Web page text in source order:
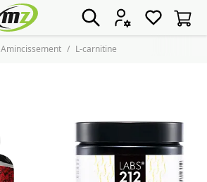
Amincissement L-carnitine